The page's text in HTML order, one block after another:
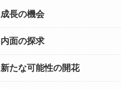
成長の機会
内面の探求
新たな可能性の開花